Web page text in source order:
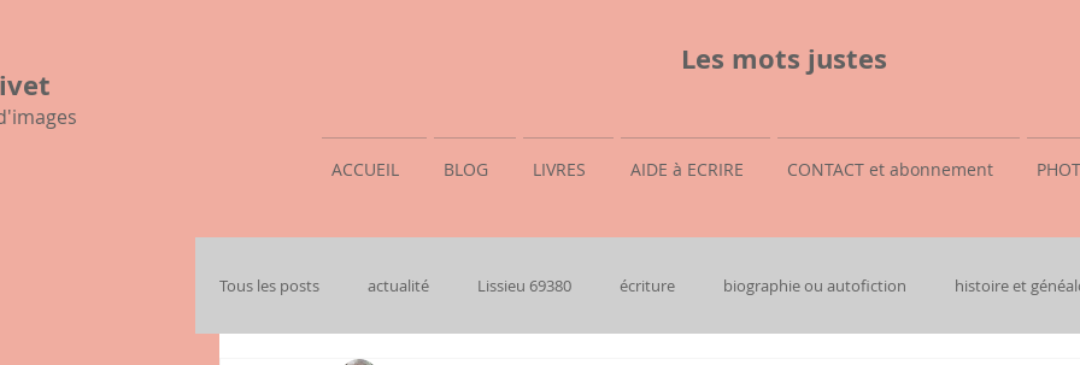
Les mots justes
ACCUEIL BLOG LIVRES AIDE à ECRIRE CONTACT et abonnement
Tous les posts actualité Lissieu 69380 écriture biographie ou autofiction histoire et